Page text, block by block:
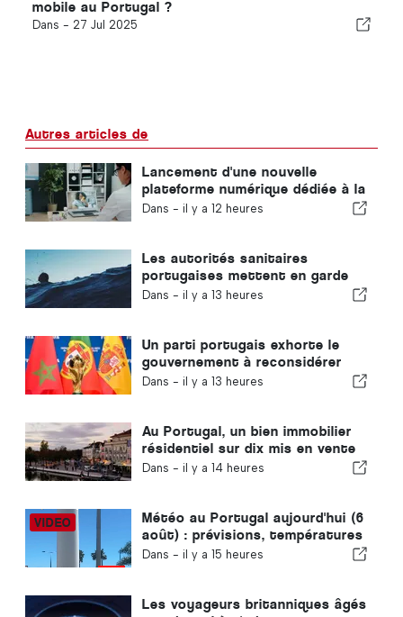
mobile au Portugal ?
Dans - 27 Jul 2025
Autres articles de
Lancement d'une nouvelle
plateforme numérique dédiée à la
santé au Portugal
Dans - il y a 12 heures
Les autorités sanitaires
portugaises mettent en garde
contre les risques de noyade
Dans - il y a 13 heures
Un parti portugais exhorte le
gouvernement à reconsidérer
l'organisation de la Coupe du
Dans - il y a 13 heures
Au Portugal, un bien immobilier
résidentiel sur dix mis en vente
se vend en moins d'une semaine
Dans - il y a 14 heures
Météo au Portugal aujourd'hui (6
août) : prévisions, températures
et à quoi s'attendre
Dans - il y a 15 heures
Les voyageurs britanniques âgés